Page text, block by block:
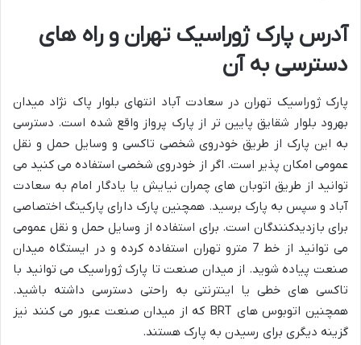
آدرس پارک ژوراسیک تهران و راه های
دسترسی به آن
پارک ژوراسیک تهران در سعادت آباد انتهای بلوار پاک نژاد میدان
بهرود بلوار شقایق پایین تر از پارک پرواز واقع شده است. دسترسی
به این پارک از طریق خودروی شخصی تاکسی و وسایل حمل و نقل
عمومی امکان پذیر است. اگر از خودروی شخصی استفاده می کنید می
توانید از طریق اتوبان های چمران نیایش یا یادگار امام به سعادت
آباد و سپس به پارک برسید. همچنین پارک دارای پارکینگ اختصاصی
برای بازدیدکنندگان است. برای استفاده از وسایل حمل و نقل عمومی
می توانید از خط 7 مترو تهران استفاده کرده و در ایستگاه میدان
صنعت پیاده شوید. از میدان صنعت تا پارک ژوراسیک می توانید با
تاکسی های خطی یا اینترنتی به راحتی دسترسی داشته باشید.
همچنین اتوبوس های BRT که از میدان صنعت عبور می کنند نیز
گزینه دیگری برای رسیدن به پارک هستند.